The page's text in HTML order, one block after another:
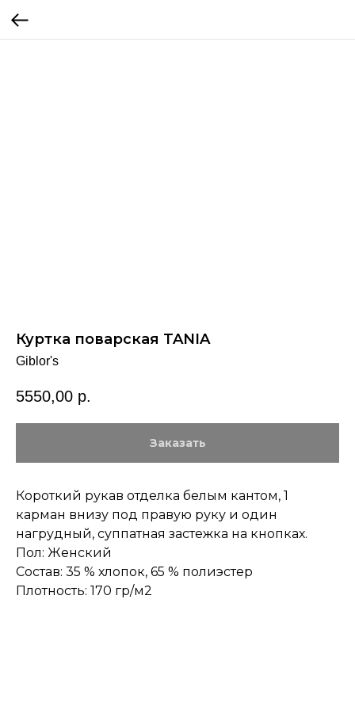
Куртка поварская TANIA
Giblor's
5550,00 р.
Заказать
Короткий рукав отделка белым кантом, 1
карман внизу под правую руку и один
нагрудный, суппатная застежка на кнопках.
Пол: Женский
Состав: 35 % хлопок, 65 % полиэстер
Плотность: 170 гр/м2